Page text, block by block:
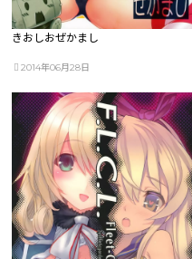
きおしおぜかまし
2014年06月28日